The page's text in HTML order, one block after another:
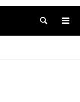
検索